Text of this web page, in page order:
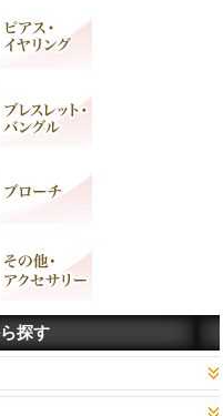
探す